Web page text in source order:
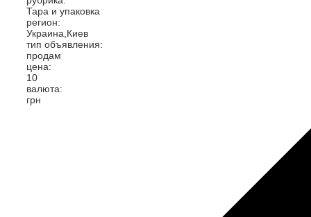
Тара и упаковка
регион:
Украина,Киев
тип объявления:
продам
цена:
10
валюта:
грн